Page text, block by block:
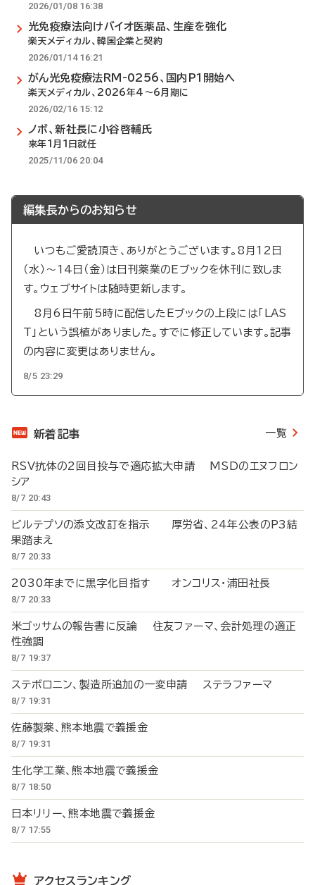
2026/01/08 16:38
光免疫療法向けバイオ医薬品、生産を強化
楽天メディカル、韓国企業と契約
2026/01/14 16:21
がん光免疫療法RM-0256、国内P1開始へ
楽天メディカル、2026年4～6月期に
2026/02/16 15:12
ノボ、新社長に小谷啓輔氏
来年1月1日就任
2025/11/06 20:04
編集長からのお知らせ
いつもご愛読頂き、ありがとうございます。8月12日
（水）～14日（金）は日刊薬業のEブックを休刊に致しま
す。ウェブサイトは随時更新します。
8月6日午前5時に配信したEブックの上段には「LAS
T」という誤植がありました。すでに修正しています。記事
の内容に変更はありません。
8/5 23:29
新着記事 一覧
RSV抗体の2回目投与で適応拡大申請 MSDのエヌフロン
シア
8/7 20:43
ビルテプソの添文改訂を指示 厚労省、24年公表のP3結
果踏まえ
8/7 20:33
2030年までに黒字化目指す オンコリス・浦田社長
8/7 20:33
米ゴッサムの報告書に反論 住友ファーマ、会計処理の適正
性強調
8/7 19:37
ステボロニン、製造所追加の一変申請 ステラファーマ
8/7 19:31
佐藤製薬、熊本地震で義援金
8/7 19:31
生化学工業、熊本地震で義援金
8/7 18:50
日本リリー、熊本地震で義援金
8/7 17:55
アクセスランキング